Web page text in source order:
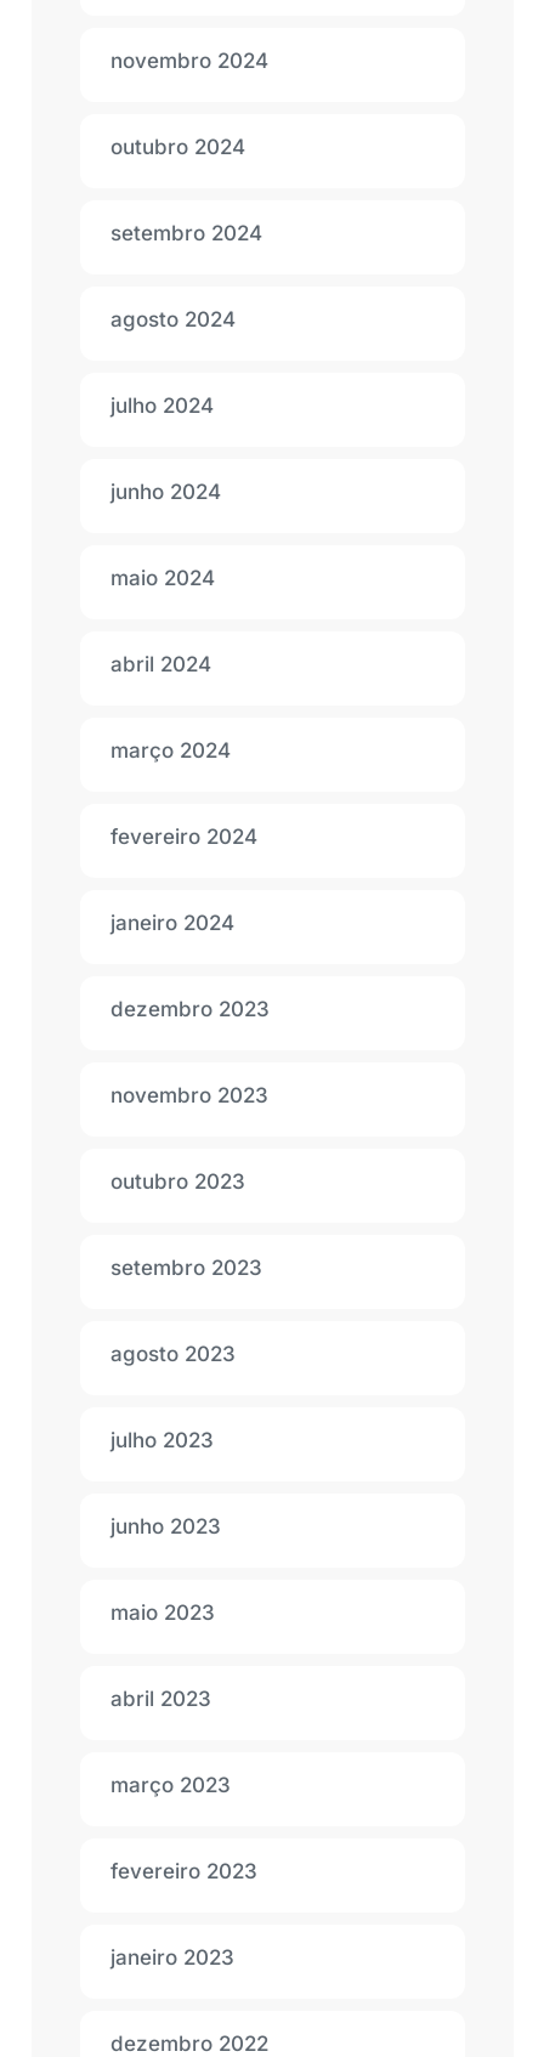
novembro 2024
outubro 2024
setembro 2024
agosto 2024
julho 2024
junho 2024
maio 2024
abril 2024
março 2024
fevereiro 2024
janeiro 2024
dezembro 2023
novembro 2023
outubro 2023
setembro 2023
agosto 2023
julho 2023
junho 2023
maio 2023
abril 2023
março 2023
fevereiro 2023
janeiro 2023
dezembro 2022